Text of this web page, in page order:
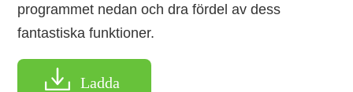
programmet nedan och dra fördel av dess
fantastiska funktioner.
Ladda